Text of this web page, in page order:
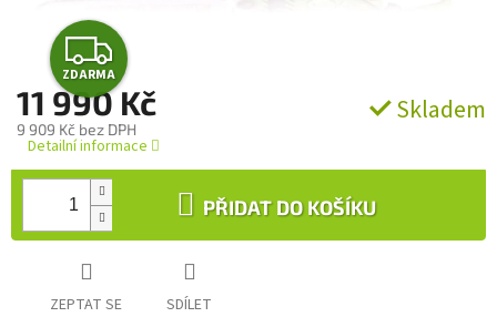
Z
D
A
R
M
ZDARMA
11 990 Kč
9 909 Kč bez DPH
Měrná
cena:
Skladem
PŘIDAT DO KOŠÍKU
Detailní informace
ZEPTAT SE SDÍLET